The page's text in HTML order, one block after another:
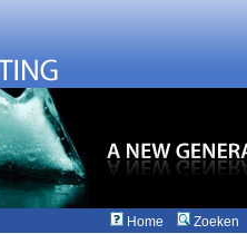
Home Zoeken